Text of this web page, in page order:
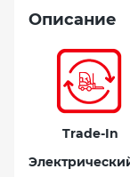
Описание
Trade-In